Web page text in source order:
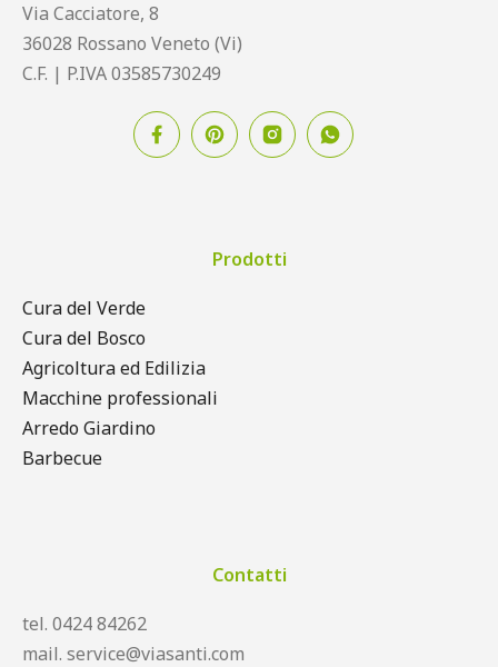
Via Cacciatore, 8
36028 Rossano Veneto (Vi)
C.F. | P.IVA 03585730249
Prodotti
Cura del Verde
Cura del Bosco
Agricoltura ed Edilizia
Macchine professionali
Arredo Giardino
Barbecue
Contatti
tel. 0424 84262
mail. service@viasanti.com